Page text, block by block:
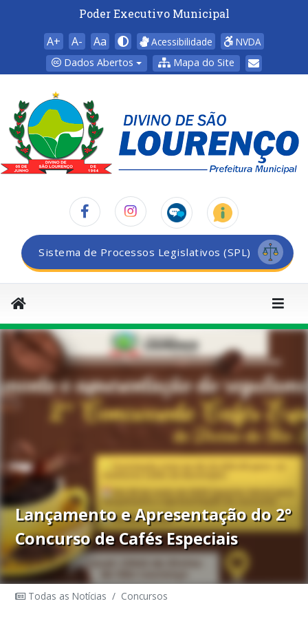
Poder Executivo Municipal
A+ A- Aa Acessibilidade
NVDA
Dados Abertos
Mapa do Site
Sistema de Processos Legislativos (SPL)
Lançamento e Apresentação do 2°
Concurso de Cafés Especiais
Todas as Notícias / Concursos